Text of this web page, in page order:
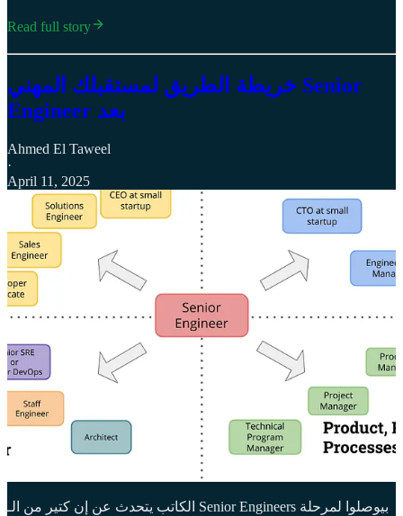
Read full story
خريطة الطريق لمستقبلك المهني Senior
Engineer بعد
Ahmed El Taweel
·
April 11, 2025
الكاتب يتحدث عن إن كتير من الـ Senior Engineers بيوصلوا لمرحلة